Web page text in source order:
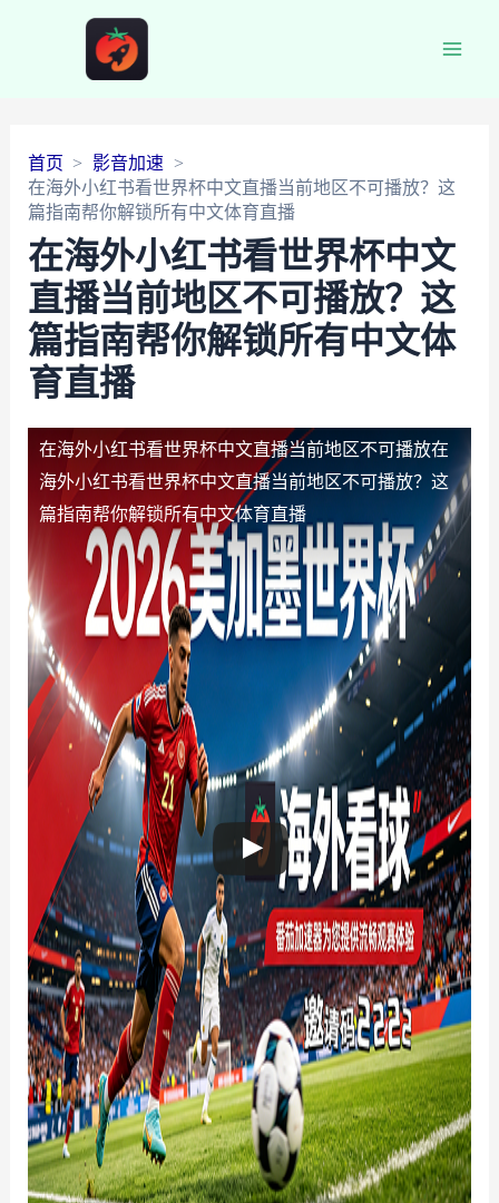
首页
影音加速
在海外小红书看世界杯中文直播当前地区不可播放？这
篇指南帮你解锁所有中文体育直播
在海外小红书看世界杯中文
直播当前地区不可播放？这
篇指南帮你解锁所有中文体
育直播
在海外小红书看世界杯中文直播当前地区不可播放在
海外小红书看世界杯中文直播当前地区不可播放？这
篇指南帮你解锁所有中文体育直播